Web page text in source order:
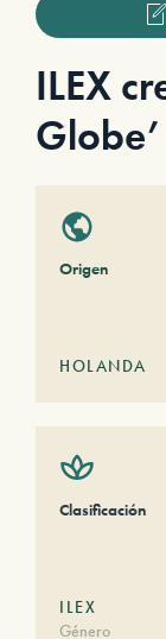
ILEX
Origen
HOLANDA
Clasificación
ILEX
Género